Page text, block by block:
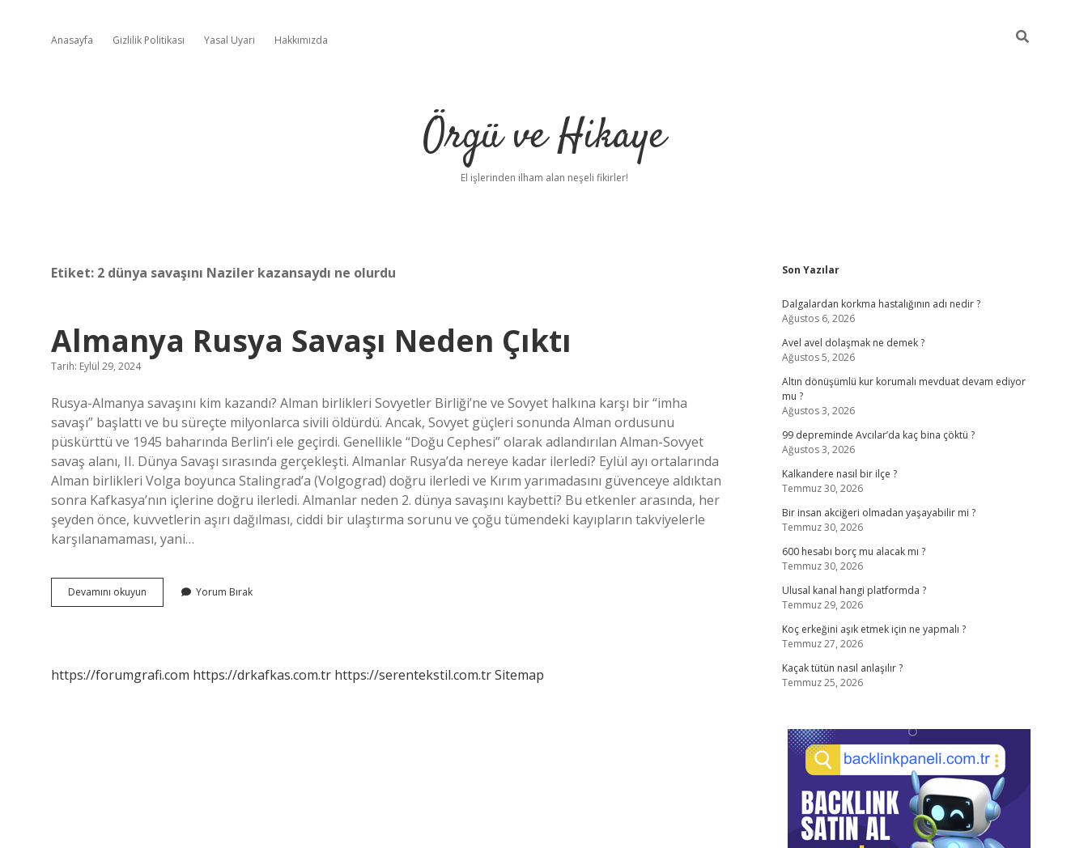
Anasayfa Gizlilik Politikası Yasal Uyarı Hakkımızda
Örgü ve Hikaye
El işlerinden ilham alan neşeli fikirler!
Etiket: 2 dünya savaşını Naziler kazansaydı ne olurdu
Almanya Rusya Savaşı Neden Çıktı
Tarih: Eylül 29, 2024
Rusya-Almanya savaşını kim kazandı? Alman birlikleri Sovyetler Birliği’ne ve Sovyet halkına karşı bir “imha
savaşı” başlattı ve bu süreçte milyonlarca sivili öldürdü. Ancak, Sovyet güçleri sonunda Alman ordusunu
püskürttü ve 1945 baharında Berlin’i ele geçirdi. Genellikle “Doğu Cephesi” olarak adlandırılan Alman-Sovyet
savaş alanı, II. Dünya Savaşı sırasında gerçekleşti. Almanlar Rusya’da nereye kadar ilerledi? Eylül ayı ortalarında
Alman birlikleri Volga boyunca Stalingrad’a (Volgograd) doğru ilerledi ve Kırım yarımadasını güvenceye aldıktan
sonra Kafkasya’nın içlerine doğru ilerledi. Almanlar neden 2. dünya savaşını kaybetti? Bu etkenler arasında, her
şeyden önce, kuvvetlerin aşırı dağılması, ciddi bir ulaştırma sorunu ve çoğu tümendeki kayıpların takviyelerle
karşılanamaması, yani…
Devamını okuyun Almanya
Rusya
Yorum Bırak
https://forumgrafi.com https://drkafkas.com.tr https://serentekstil.com.trSitemap
Sidebar
Son Yazılar
Dalgalardan korkma hastalığının adı nedir ?
Ağustos 6, 2026
Avel avel dolaşmak ne demek ?
Ağustos 5, 2026
Altın dönüşümlü kur korumalı mevduat devam ediyor
mu ?
Ağustos 3, 2026
99 depreminde Avcılar’da kaç bina çöktü ?
Ağustos 3, 2026
Kalkandere nasıl bir ilçe ?
Temmuz 30, 2026
Bir insan akciğeri olmadan yaşayabilir mi ?
Temmuz 30, 2026
600 hesabı borç mu alacak mı ?
Temmuz 30, 2026
Ulusal kanal hangi platformda ?
Temmuz 29, 2026
Koç erkeğini aşık etmek için ne yapmalı ?
Temmuz 27, 2026
Kaçak tütün nasıl anlaşılır ?
Temmuz 25, 2026